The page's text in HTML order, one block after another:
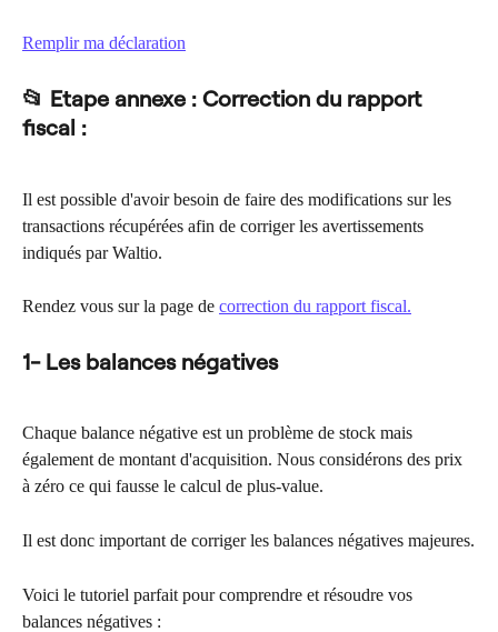
Remplir ma déclaration
📂 Etape annexe : Correction du rapport
fiscal :
Il est possible d'avoir besoin de faire des modifications sur les
transactions récupérées afin de corriger les avertissements
indiqués par Waltio.
Rendez vous sur la page de correction du rapport fiscal.
1- Les balances négatives
Chaque balance négative est un problème de stock mais
également de montant d'acquisition. Nous considérons des prix
à zéro ce qui fausse le calcul de plus-value.
Il est donc important de corriger les balances négatives majeures.
Voici le tutoriel parfait pour comprendre et résoudre vos
balances négatives :